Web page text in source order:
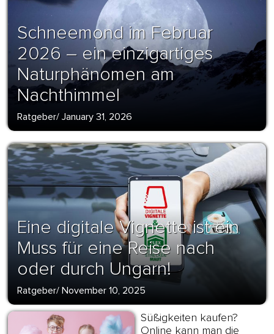
Schneemond im Februar
2026 – ein einzigartiges
Naturphänomen am
Nachthimmel
Ratgeber/ January 31, 2026
Eine digitale Vignette ist ein
Muss für eine Reise nach
oder durch Ungarn!
Ratgeber/ November 10, 2025
Süßigkeiten kaufen?
Online kann man die